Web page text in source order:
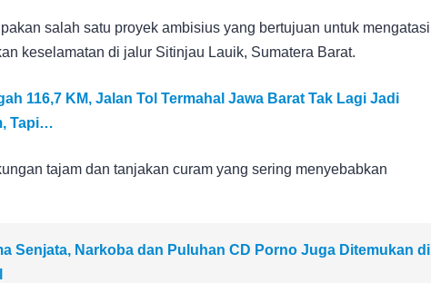
salah satu proyek ambisius yang bertujuan untuk mengatasi
keselamatan di jalur Sitinjau Lauik, Sumatera Barat.
116,7 KM, Jalan Tol Termahal Jawa Barat Tak Lagi Jadi
Tapi…
tajam dan tanjakan curam yang sering menyebabkan
Senjata, Narkoba dan Puluhan CD Porno Juga Ditemukan di